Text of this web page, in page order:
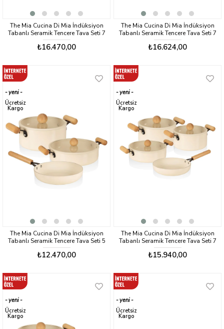
The Mia Cucina Di Mia İndüksiyon
Tabanlı Seramik Tencere Tava Seti 7
Parça
₺16.470,00
The Mia Cucina Di Mia İndüksiyon
Tabanlı Seramik Tencere Tava Seti 7
Parça
₺16.624,00
The Mia Cucina Di Mia İndüksiyon
Tabanlı Seramik Tencere Tava Seti 5
Parça
₺12.470,00
yeni
ürün
Ücretsiz
Kargo
The Mia Cucina Di Mia İndüksiyon
Tabanlı Seramik Tencere Tava Seti 7
Parça
₺15.940,00
yeni
ürün
Ücretsiz
Kargo
yeni
ürün
Ücretsiz
Kargo
yeni
ürün
Ücretsiz
Kargo